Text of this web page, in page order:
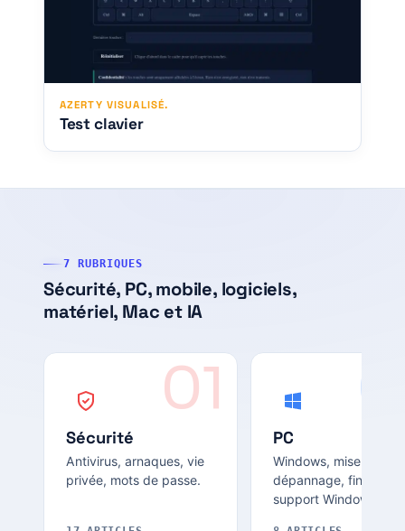
AZERTY VISUALISÉ.
Test clavier
7 RUBRIQUES
Sécurité, PC, mobile, logiciels,
matériel, Mac et IA
01
Sécurité
Antivirus, arnaques, vie
privée, mots de passe.
PC
Windows, mise à jour,
dépannage, fin de
support Windows 10.